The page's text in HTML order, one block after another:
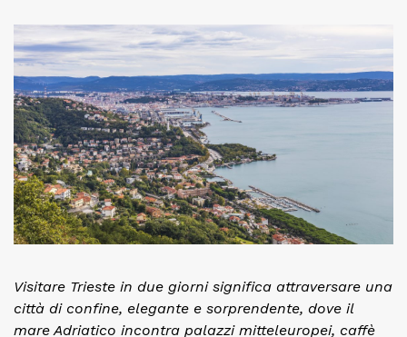
Visitare Trieste in due giorni significa attraversare una
città di confine, elegante e sorprendente, dove il
mare Adriatico incontra palazzi mitteleuropei, caffè